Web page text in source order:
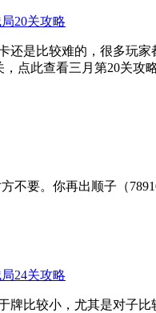
20关攻略
是比较难的，很多玩家
点此查看三月第20关
不要。你再出顺子（
24关攻略
比较小，尤其是对子比